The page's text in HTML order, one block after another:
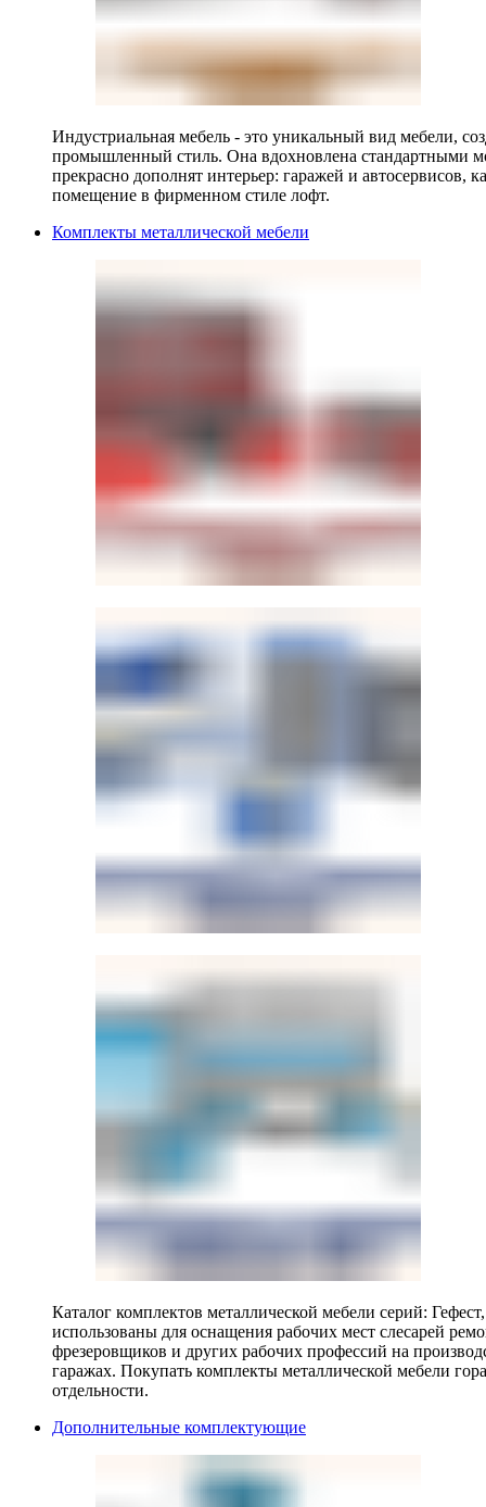
Индустриальная мебель - это уникальный вид мебели,
промышленный стиль. Она вдохновлена стандартными
прекрасно дополнят интерьер: гаражей и автосервисов,
помещение в фирменном стиле лофт.
Комплекты металлической мебели
Каталог комплектов металлической мебели серий:
использованы для оснащения рабочих мест слесарей
фрезеровщиков и других рабочих профессий на
гаражах. Покупать комплекты металлической мебели
отдельности.
Дополнительные комплектующие